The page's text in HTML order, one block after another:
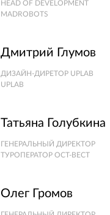
HEAD OF DEVELOPMENT
MADROBOTS
Дмитрий Глумов
ДИЗАЙН-ДИРЕТОР UPLAB
UPLAB
Татьяна Голубкина
ГЕНЕРАЛЬНЫЙ ДИРЕКТОР
ТУРОПЕРАТОР ОСТ-ВЕСТ
Олег Громов